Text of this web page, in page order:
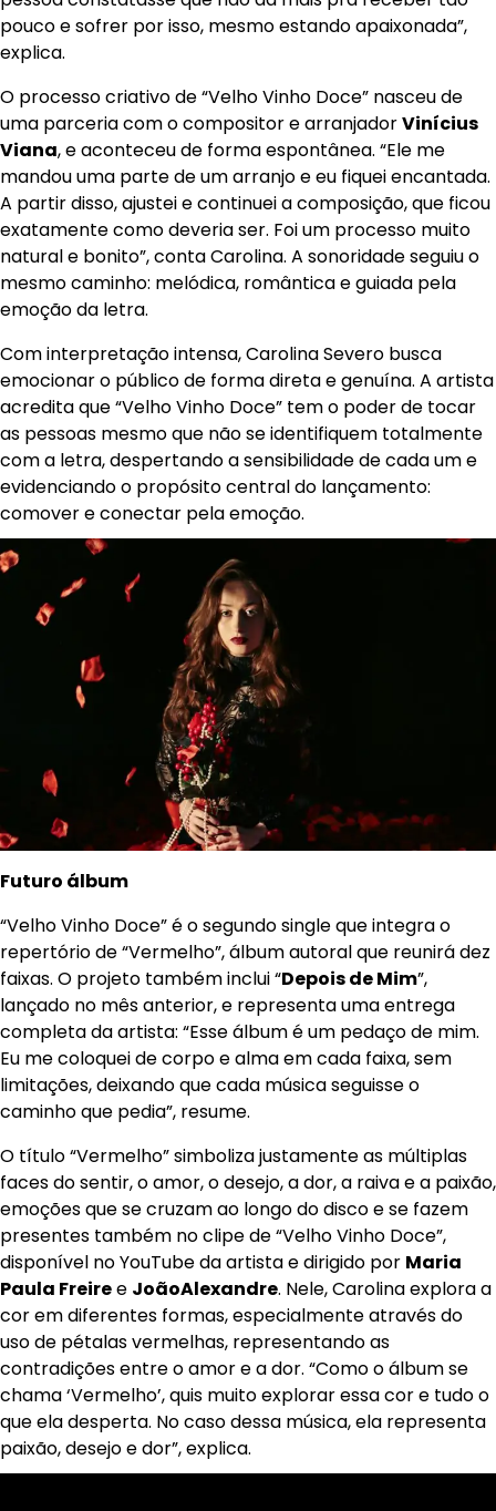
pouco e sofrer por isso, mesmo estando apaixonada”,
explica.
O processo criativo de “Velho Vinho Doce” nasceu de
uma parceria com o compositor e arranjadorVinícius
Viana, e aconteceu de forma espontânea. “Ele me
mandou uma parte de um arranjo e eu fiquei encantada.
A partir disso, ajustei e continuei a composição, que ficou
exatamente como deveria ser. Foi um processo muito
natural e bonito”, conta Carolina. A sonoridade seguiu o
mesmo caminho: melódica, romântica e guiada pela
emoção da letra.
Com interpretação intensa, Carolina Severo busca
emocionar o público de forma direta e genuína. A artista
acredita que “Velho Vinho Doce” tem o poder de tocar
as pessoas mesmo que não se identifiquem totalmente
com a letra, despertando a sensibilidade de cada um e
evidenciando o propósito central do lançamento:
comover e conectar pela emoção.
Futuro álbum
“Velho Vinho Doce” é o segundo single que integra o
repertório de “Vermelho”, álbum autoral que reunirá dez
faixas. O projeto também inclui “Depois de Mim”,
lançado no mês anterior, e representa uma entrega
completa da artista: “Esse álbum é um pedaço de mim.
Eu me coloquei de corpo e alma em cada faixa, sem
limitações, deixando que cada música seguisse o
caminho que pedia”, resume.
O título “Vermelho” simboliza justamente as múltiplas
faces do sentir, o amor, o desejo, a dor, a raiva e a paixão,
emoções que se cruzam ao longo do disco e se fazem
presentes também no clipe de “Velho Vinho Doce”,
disponível no YouTube da artista e dirigido por Maria
Paula Freiree JoãoAlexandre. Nele, Carolina explora a
cor em diferentes formas, especialmente através do
uso de pétalas vermelhas, representando as
contradições entre o amor e a dor. “Como o álbum se
chama ‘Vermelho’, quis muito explorar essa cor e tudo o
que ela desperta. No caso dessa música, ela representa
paixão, desejo e dor”, explica.